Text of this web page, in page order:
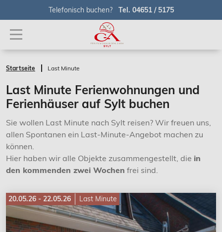
Telefonisch buchen? Tel. 04651 / 5175
Startseite Last Minute
Last Minute Ferienwohnungen und
Ferienhäuser auf Sylt buchen
Sie wollen Last Minute nach Sylt reisen? Wir freuen uns,
allen Spontanen ein Last-Minute-Angebot machen zu
können.
Hier haben wir alle Objekte zusammengestellt, die in
den kommenden zwei Wochen frei sind.
20.05.26 - 22.05.26 Last Minute